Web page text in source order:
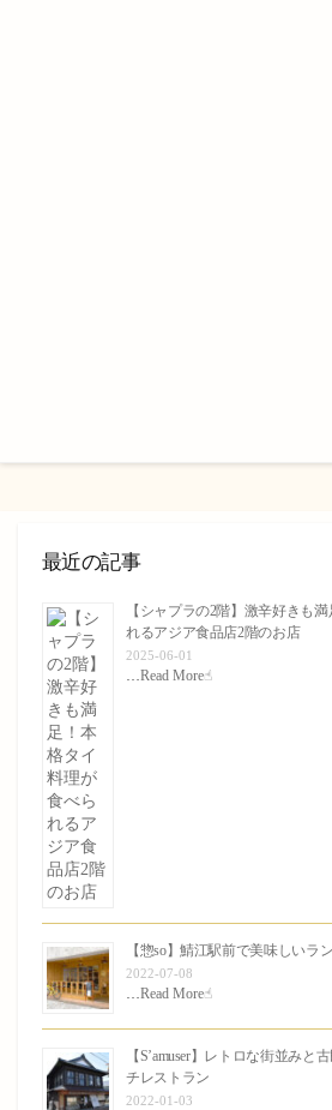
最近の記事
【シャプラの2階】激辛好きも
れるアジア食品店2階のお店
2025-06-01
Read More☝︎
【惣so】鯖江駅前で美味しいラ
2022-07-08
Read More☝︎
【S’amuser】レトロな街並みと
チレストラン
2022-01-03